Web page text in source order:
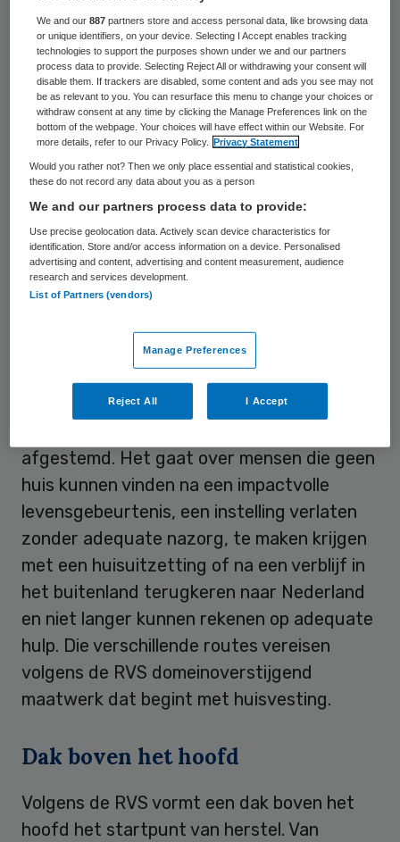
Het aantal daklozen in Nederland is in 10
jaar verdubbeld. Vorig jaar meldde het CBS
dat het aantal daklozen steeg van 17.8
duizend naar 39.3 duizend. De RVS biedt
vandaag het advies ‘Herstel begint met een
huis’ aan staatssecretaris Paul Blokhuis
aan.
Verdubbeling aantal daklozen
De groep daklozen is volgens de RVS meer
divers geworden en beleid en hulpverlening
afgestemd. Het gaat over mensen die geen
huis kunnen vinden na een impactvolle
levensgebeurtenis, een instelling verlaten
zonder adequate nazorg, te maken krijgen
met een huisuitzetting of na een verblijf in
het buitenland terugkeren naar Nederland
en niet langer kunnen rekenen op adequate
hulp. Die verschillende routes vereisen
volgens de RVS domeinoverstijgend
maatwerk dat begint met huisvesting.
Dak boven het hoofd
Volgens de RVS vormt een dak boven het
hoofd het startpunt van herstel. Van
We and our887 partners store and access personal data, like browsing data
or unique identifiers, on your device. Selecting I Accept enables tracking
technologies to support the purposes shown under we and our partners
process data to provide. Selecting Reject All or withdrawing your consent will
disable them. If trackers are disabled, some content and ads you see may not
be as relevant to you. You can resurface this menu to change your choices or
withdraw consent at any time by clicking the Manage Preferences link on the
bottom of the webpage. Your choices will have effect within our Website. For
more details, refer to our Privacy Policy.
Privacy Statement
Would you rather not? Then we only place essential and statistical cookies,
these do not record any data about you as a person
We and our partners process data to provide:
Use precise geolocation data. Actively scan device characteristics for
identification. Store and/or access information on a device. Personalised
advertising and content, advertising and content measurement, audience
research and services development.
List of Partners (vendors)
Manage Preferences
Reject All I Accept